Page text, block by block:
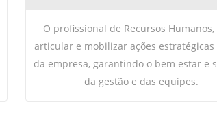
O profissional de Recursos Humanos,
articular e mobilizar ações
da empresa, garantindo o bem estar e
da gestão e das equipes.